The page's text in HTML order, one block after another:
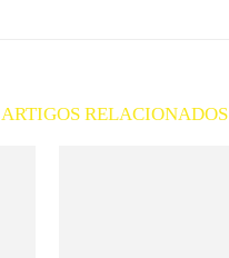
ARTIGOS RELACIONADOS